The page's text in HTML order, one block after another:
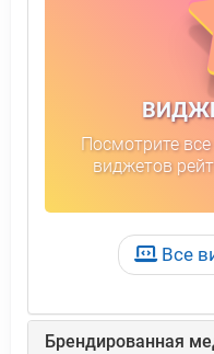
Посмотрите
виджетов
Все
Брендированная